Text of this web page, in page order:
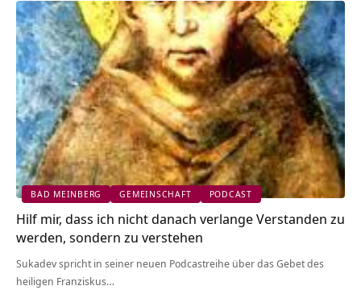
BAD MEINBERG GEMEINSCHAFT PODCAST
Hilf mir, dass ich nicht danach verlange Verstanden zu
werden, sondern zu verstehen
Sukadev spricht in seiner neuen Podcastreihe über das Gebet des
heiligen Franziskus…